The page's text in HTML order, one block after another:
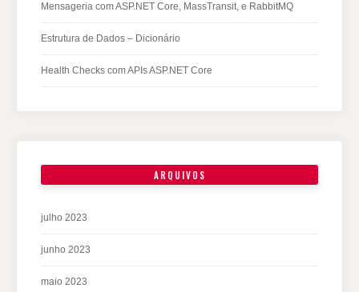
Mensageria com ASP.NET Core, MassTransit, e RabbitMQ
Estrutura de Dados – Dicionário
Health Checks com APIs ASP.NET Core
ARQUIVOS
julho 2023
junho 2023
maio 2023